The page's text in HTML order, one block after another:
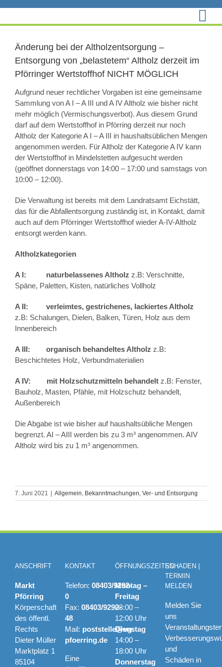
springen
Änderung bei der Altholzentsorgung –
Entsorgung von „belastetem“ Altholz derzeit im
Pförringer Wertstoffhof NICHT MÖGLICH
Aufgrund neuer rechtlicher Vorgaben ist eine gemeinsame
Sammlung von A I – A III und A IV Altholz wie bisher nicht
mehr möglich (Vermischungsverbot). Aus diesem Grund
darf auf dem Wertstoffhof in Pförring derzeit nur noch
Altholz der Kategorie A I – A III in haushaltsüblichen Mengen
angenommen werden. Für Altholz der Kategorie A IV kann
der Wertstoffhof in Mindelstetten aufgesucht werden
(geöffnet donnerstags von 14:00 – 17:00 und samstags von
10:00 – 12:00).
Die Verwaltung ist bereits mit dem Landratsamt Eichstätt,
das für die Abfallentsorgung zuständig ist, in Kontakt, damit
auch auf dem Pförringer Wertstoffhof wieder A-IV-Altholz
entsorgt werden kann.
Altholzkategorien
A I: naturbelassenes Altholz z.B: Verschnitte,
Späne, Paletten, Kisten, natürliches Vollholz
A II: verleimtes, gestrichenes, lackiertes Altholz
z.B: Schalungen, Dielen, Balken, Türen, Holz aus dem
Innenbereich
A III: organisch behandeltes Altholz z.B:
Beschichtetes Holz, Verbundmaterialien
A IV: mit Holzschutzmitteln behandelt z.B: Fenster,
Bauholz, Masten, Pfähle, mit Holzschutz behandelt,
Außenbereich
Die Abgabe ist wie bisher auf haushaltsübliche Mengen
begrenzt. AI – AIII werden bis zu 3 m³ angenommen. AIV
Altholz wird bis zu 1 m³ angenommen.
7. Juni 2021 Allgemein, Bekanntmachungen, Ver- und Entsorgung
ANSCHRIFT
Markt
Pförring
Körperschaft
des öffentl.
Rechts
Dieter Müller
Marktplatz 1
85104
KONTAKT
Telefon: 08403/9292-
0
Fax: 08403/9292-
48
Mail: poststelle@vg-
pfoerring.de
Eine
ÖFFNUNGSZEITEN
Montag –
Freitag
08:00 –
12:00 Uhr
Dienstag
14:00 –
18:00 Uhr
Donnerstag
SCHADEN |
TERMIN
MELDEN
Melden Sie
uns
und
Schäden in